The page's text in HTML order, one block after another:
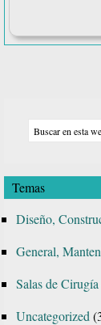
lateral
web
Temas
Diseño,
General,
Salas de Cirugía
Uncategorized